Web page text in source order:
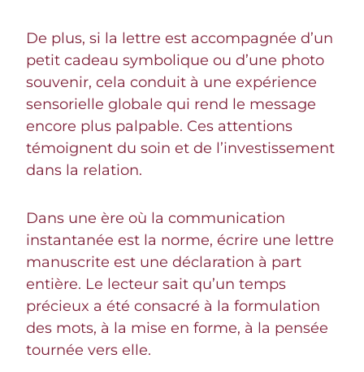
De plus, si la lettre est accompagnée d’un
petit cadeau symbolique ou d’une photo
souvenir, cela conduit à une expérience
sensorielle globale qui rend le message
encore plus palpable. Ces attentions
témoignent du soin et de l’investissement
dans la relation.
Dans une ère où la communication
instantanée est la norme, écrire une lettre
manuscrite est une déclaration à part
entière. Le lecteur sait qu’un temps
précieux a été consacré à la formulation
des mots, à la mise en forme, à la pensée
tournée vers elle.